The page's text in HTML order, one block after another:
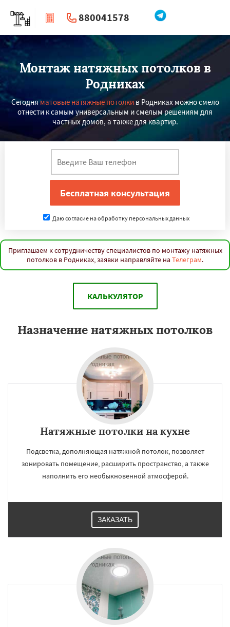
880041578
| Перезвоните мне
Монтаж натяжных потолков в
Родниках
Сегодняматовые натяжные потолкив Родниках можно смело
отнести к самым универсальным и смелым решениям для
частных домов, а также для квартир.
Даю согласие на обработку персональных данных
Приглашаем к сотрудничеству специалистов по монтажу натяжных
потолков в Родниках, заявки направляйте на Телеграм.
КАЛЬКУЛЯТОР
Назначение натяжных потолков
Натяжные потолки на кухне
Подсветка, дополняющая натяжной потолок, позволяет
зонировать помещение, расширить пространство, а также
наполнить его необыкновенной атмосферой.
ЗАКАЗАТЬ